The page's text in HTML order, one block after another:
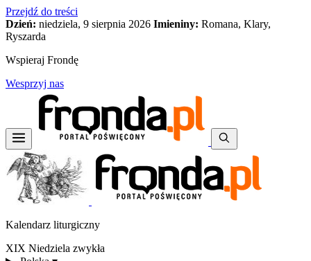
Przejdź do treści
Dzień: niedziela, 9 sierpnia 2026 Imieniny: Romana, Klary,
Ryszarda
Wspieraj Frondę
Wesprzyj nas
Kalendarz liturgiczny
XIX Niedziela zwykła